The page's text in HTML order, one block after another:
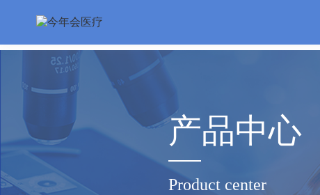
产品中心
Product center